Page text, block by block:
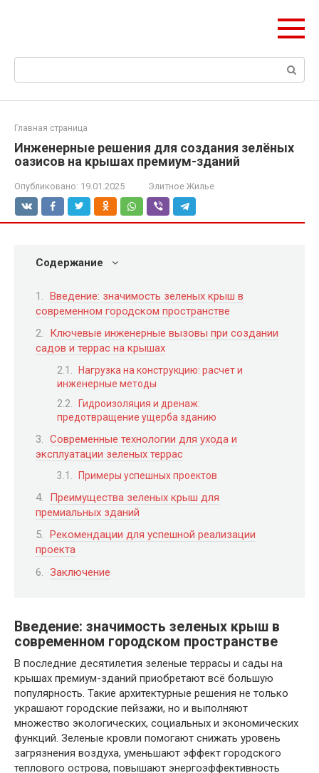
Поиск:
Главная страница
Инженерные решения для создания зелёных
оазисов на крышах премиум-зданий
Опубликовано: 19.01.2025 Элитное Жилье
Содержание
Введение: значимость зеленых крыш в
современном городском пространстве
Ключевые инженерные вызовы при создании
садов и террас на крышах
Нагрузка на конструкцию: расчет и
инженерные методы
Гидроизоляция и дренаж:
предотвращение ущерба зданию
Современные технологии для ухода и
эксплуатации зеленых террас
Примеры успешных проектов
Преимущества зеленых крыш для
премиальных зданий
Рекомендации для успешной реализации
проекта
Заключение
Введение: значимость зеленых крыш в
современном городском пространстве
В последние десятилетия зеленые террасы и сады на
крышах премиум-зданий приобретают всё большую
популярность. Такие архитектурные решения не только
украшают городские пейзажи, но и выполняют
множество экологических, социальных и экономических
функций. Зеленые кровли помогают снижать уровень
загрязнения воздуха, уменьшают эффект городского
теплового острова, повышают энергоэффективность